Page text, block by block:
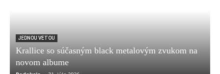
JEDNOU VETOU
Krallice so súčasným black metalovým zvukom na
novom albume